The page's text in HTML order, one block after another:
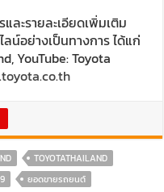
ละรายละเอียดเพิ่มเติม
น์อย่างเป็นทางการ ได้แก่
YouTube: Toyota
TOYOTATHAILAND
ยอดขายรถยนต์